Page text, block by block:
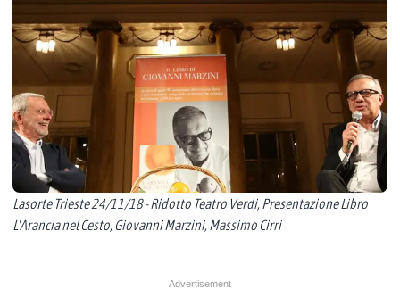
Lasorte Trieste 24/11/18 - Ridotto Teatro Verdi, Presentazione Libro
L'Arancia nel Cesto, Giovanni Marzini, Massimo Cirri